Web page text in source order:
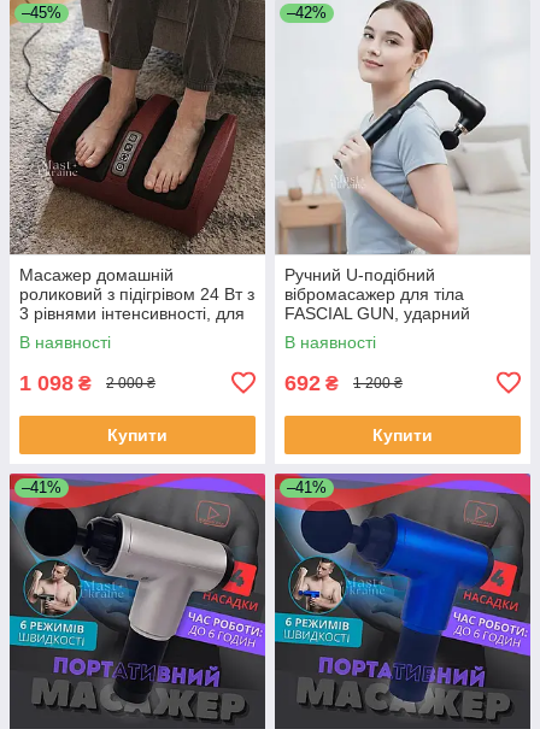
–45%
Масажер домашній
роликовий з підігрівом 24 Вт з
3 рівнями інтенсивності, для
ступнів і підошв Червоний,
MP-2257-Red
В наявності
1 098 ₴ 2 000 ₴
Купити
–42%
Ручний U-подібний
вібромасажер для тіла
FASCIAL GUN, ударний
масажер для розслаблення
м'язів з змінними насадками,
В наявності
692 ₴ 1 200 ₴
Купити
–41% –41%